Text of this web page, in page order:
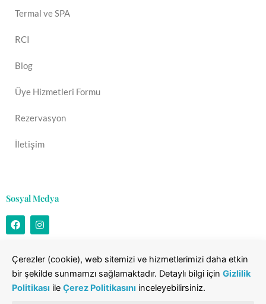
Termal ve SPA
RCI
Blog
Üye Hizmetleri Formu
Rezervasyon
İletişim
Sosyal Medya
F
a
b
o
o
k
I
n
a
g
r
a
duyurular ve güncellemelerden anında haberdar olabilirsiniz.
Çerezler (cookie), web sitemizi ve hizmetlerimizi daha etkin
bir şekilde sunmamzı sağlamaktadır. Detaylı bilgi için Gizlilik
Politikası ile Çerez Politikasını inceleyebilirsiniz.